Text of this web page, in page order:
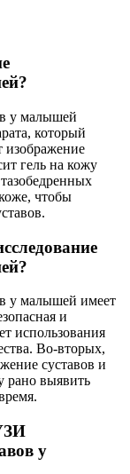
у малышей
который
изображение
гель на кожу
чтобы
у малышей имеет
и
использования
Во-вторых,
суставов и
рано выявить
у